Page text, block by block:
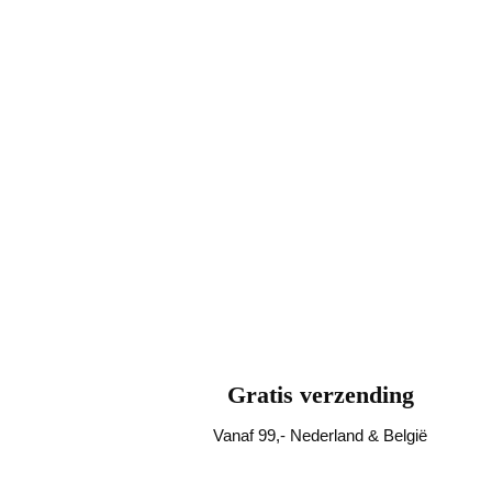
Gratis verzending
Vanaf 99,- Nederland & België